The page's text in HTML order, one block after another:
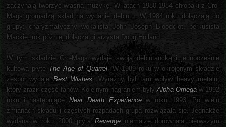
zaczynają tworzyć własną muzykę. W latach 1980-1984 chłopaki z Cro-
Mags gromadzą skład na wydanie debiutu. W 1984 roku dołączają do
grupy: charyzmatyczny wokalista John Joseph Bloodclot, perkusista
Mackie, rok później dołącza gitarzysta Doug Holland.
W tym składzie Cro-Mags wydaje swoją debiutancką i jednocześnie
kultową płytę The Age of Quarrel . W 1989 roku w okrojonym składzie
zespół wydaje Best Wishes . Wyraźny był tam wpływ heavy metalu,
który zraził część fanów. Kolejnym nagraniem były Alpha Omega w 1992
roku i następująceNear Death Experiencew roku 1993. Po wielu
zmianach składu i częstych rozpadach grupa rozwiązała się. Jednakże
wydana w roku 2000 płyta Revengeniemalże dorównała pierwszym